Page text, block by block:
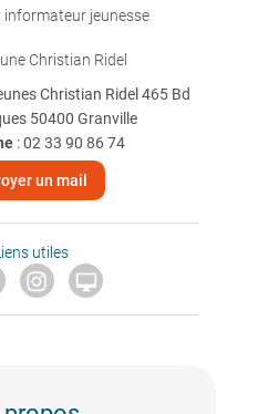
jeunesse
Christian Ridel
Christian Ridel 465 Bd
50400 Granville
:02 33 90 86 74
un mail
utiles
